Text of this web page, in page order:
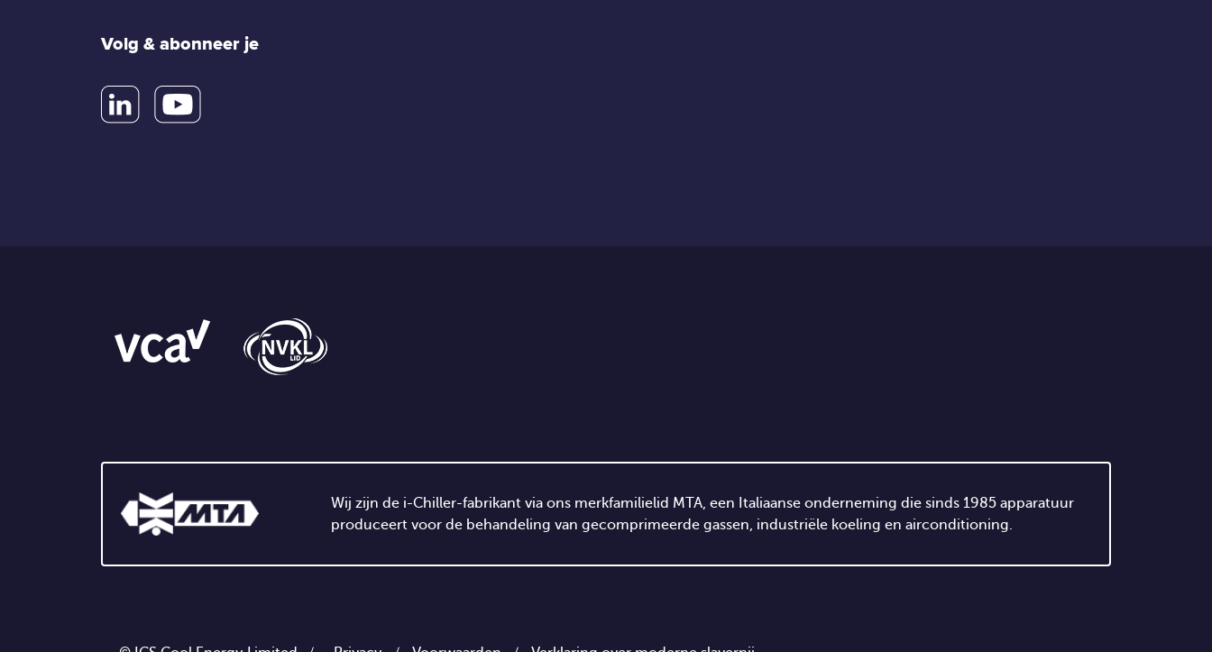
Volg & abonneer je
Wij zijn de i-Chiller-fabrikant via ons merkfamilielid MTA, een Italiaanse onderneming die sinds 1985 apparatuur
produceert voor de behandeling van gecomprimeerde gassen, industriële koeling en airconditioning.